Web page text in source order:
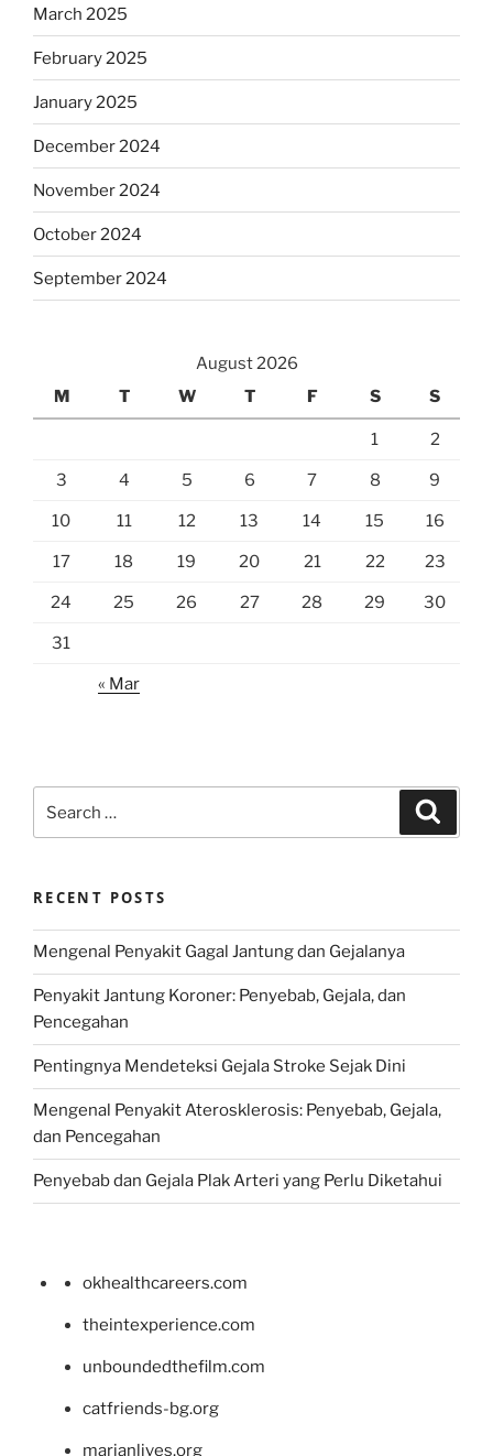
March 2025
February 2025
January 2025
December 2024
November 2024
October 2024
September 2024
August 2026
M
T W T F S S
1 2
3 4 5 6 7 8 9
10 11 12 13 14 15 16
17 18 19 20 21 22 23
24 25 26 27 28 29 30
31
« Mar
for:
RECENT POSTS
Mengenal Penyakit Gagal Jantung dan Gejalanya
Penyakit Jantung Koroner: Penyebab, Gejala, dan
Pencegahan
Pentingnya Mendeteksi Gejala Stroke Sejak Dini
Mengenal Penyakit Aterosklerosis: Penyebab, Gejala,
dan Pencegahan
Penyebab dan Gejala Plak Arteri yang Perlu Diketahui
okhealthcareers.com
theintexperience.com
unboundedthefilm.com
catfriends-bg.org
marianlives.org